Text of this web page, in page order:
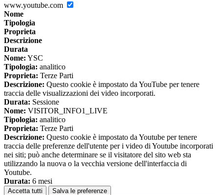
www.youtube.com
Nome
Tipologia
Proprieta
Descrizione
Durata
Nome: YSC
Tipologia: analitico
Proprieta: Terze Parti
Descrizione: Questo cookie è impostato da YouTube per tenere
traccia delle visualizzazioni dei video incorporati.
Durata: Sessione
Nome: VISITOR_INFO1_LIVE
Tipologia: analitico
Proprieta: Terze Parti
Descrizione: Questo cookie è impostato da Youtube per tenere
traccia delle preferenze dell'utente per i video di Youtube incorporati
nei siti; può anche determinare se il visitatore del sito web sta
utilizzando la nuova o la vecchia versione dell'interfaccia di
Youtube.
Durata: 6 mesi
Accetta tutti Salva le preferenze